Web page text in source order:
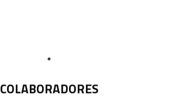
COLABORADORES